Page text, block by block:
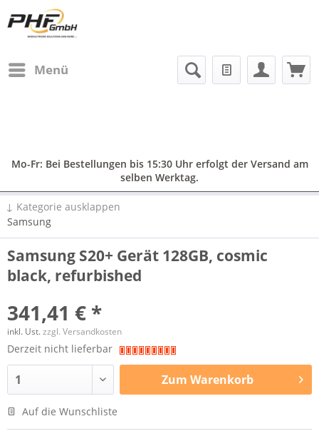
Menü
Mo-Fr: Bei Bestellungen bis 15:30 Uhr erfolgt der Versand am
selben Werktag.
↓ Kategorie ausklappen
Samsung
Samsung S20+ Gerät 128GB, cosmic
black, refurbished
341,41 € *
inkl. Ust.zzgl. Versandkosten
Derzeit nicht lieferbar
Zum Warenkorb
Auf die Wunschliste